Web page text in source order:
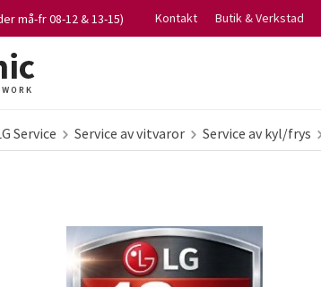
må-fr 08-12 & 13-15) Kontakt Butik & Verkstad
Service Service av vitvaror Service av kyl/frys